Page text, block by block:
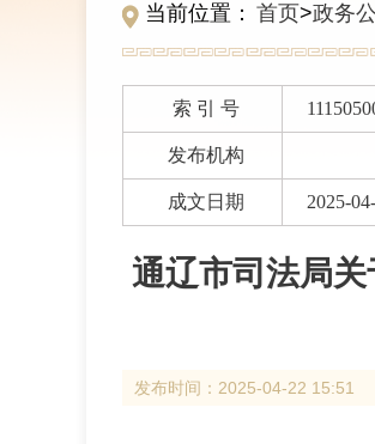
当前位置： 首页>政务
索 引 号
发布机构
成文日期 2025-
通辽市司法局
发布时间： 2025-04-22 15:51